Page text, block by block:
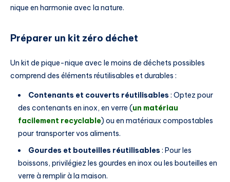
nique en harmonie avec la nature.
Préparer un kit zéro déchet
Un kit de pique-nique avec le moins de déchets possibles
comprend des éléments réutilisables et durables :
Contenants et couverts réutilisables : Optez pour
des contenants en inox, en verre (un matériau
facilement recyclable) ou en matériaux compostables
pour transporter vos aliments.
Gourdes et bouteilles réutilisables : Pour les
boissons, privilégiez les gourdes en inox ou les bouteilles en
verre à remplir à la maison.